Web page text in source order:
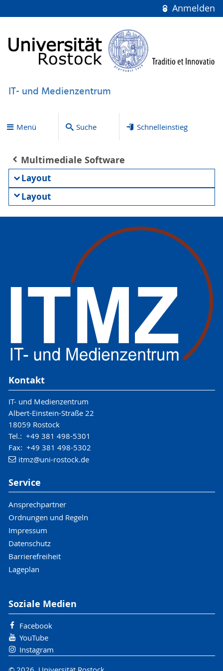
Anmelden
IT- und Medienzentrum
Menü Suche Schnelleinstieg
Multimediale Software
Layout
Layout
Kontakt
IT- und Medienzentrum
Albert-Einstein-Straße 22
18059 Rostock
Tel.: +49 381 498-5301
Fax: +49 381 498-5302
itmz@uni-rostock.de
Service
Ansprechpartner
Ordnungen und Regeln
Impressum
Datenschutz
Barrierefreiheit
Lageplan
Soziale Medien
Facebook
YouTube
Instagram